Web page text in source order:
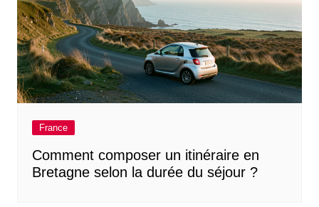
France
Comment composer un itinéraire en
Bretagne selon la durée du séjour ?